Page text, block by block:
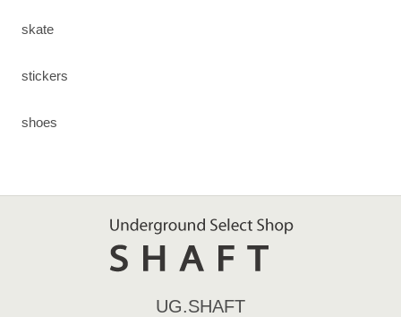
skate
stickers
shoes
UG.SHAFT